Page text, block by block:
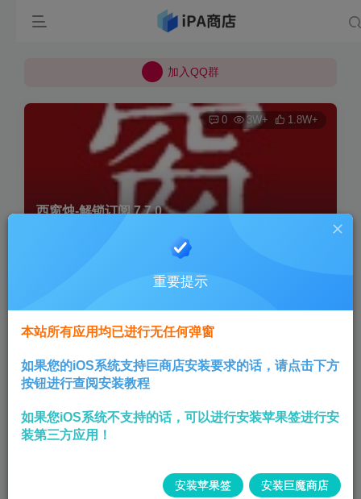
所有上传的应用 均已通过 严格的安全检测
加入QQ群
西窗烛-解锁订阅 7.7.0
0 3W+ 1.8W+
中国优秀传统文化古诗词软件
解锁会员,
重要提示
本站所有应用均已进行无任何弹窗
如果您的iOS系统支持巨商店安装要求的话，请点击下方
按钮进行查阅安装教程
如果您iOS系统不支持的话，可以进行安装苹果签进行安
装第三方应用！
安装苹果签 安装巨魔商店